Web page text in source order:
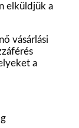
elküldjük a
vásárlási
a